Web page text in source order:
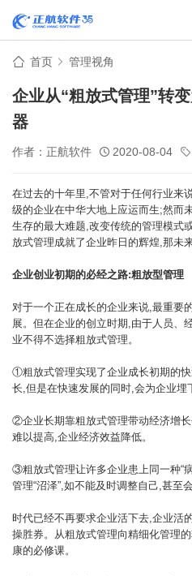
首页 管理视角
企业从“粗放式管理”转
器
作者：正航软件 2020-08-04
在过去的十年里,不管对于任何行业来
级的企业在中华大地上应运而生;然而
生存的最大难题,改变传统的管理模式
放式管理成就了企业昨日的辉煌,那未
企业创业初期的必经之路:粗放型管理
对于一个正在成长的企业来说,最重要
展。但在企业的创立时期,由于人员、
业不得不选择粗放式管理。
①粗放式管理实现了企业成长初期的
长,但是在快速发展的同时,会为企业埋
②企业长期靠粗放式管理带动经济增
难以提高,企业经济效益降低。
③粗放式管理让许多企业患上同一种“
管理“沼泽”,如不能及时调整自己,甚至
时代已经不再要求企业活下去,企业活
操胜券。从粗放式管理向精细化管理
康的必修课。